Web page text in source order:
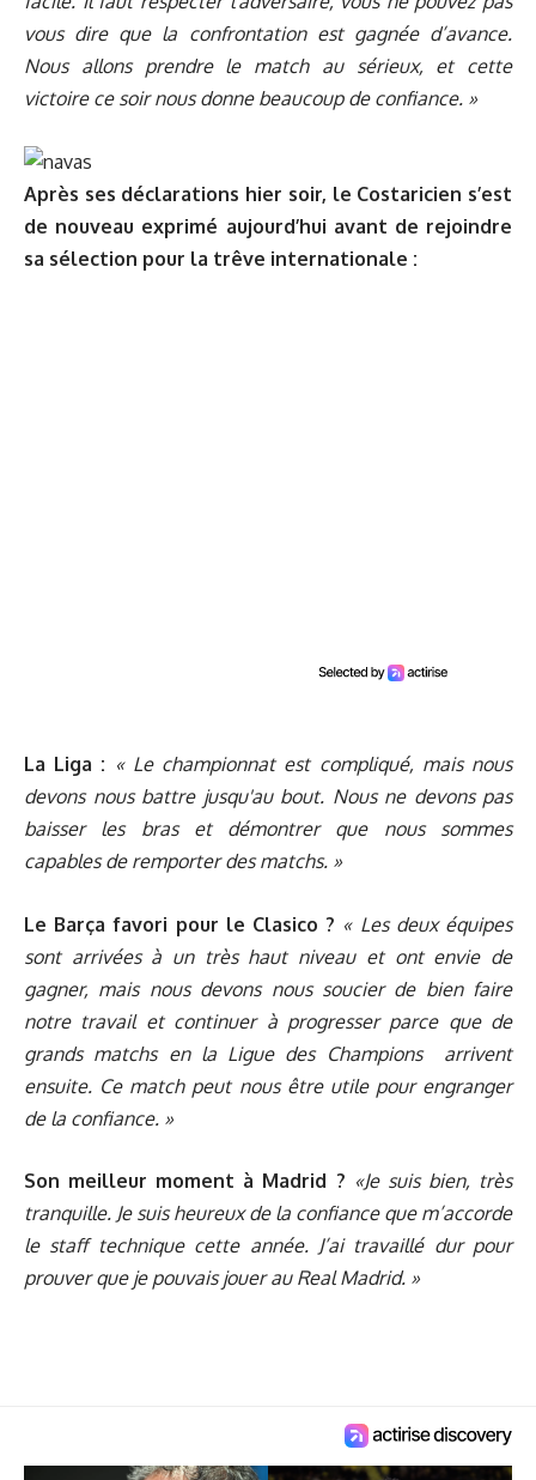
vous dire que la confrontation est gagnée d’avance.
Nous allons prendre le match au sérieux, et cette
victoire ce soir nous donne beaucoup de confiance. »
Après ses déclarations hier soir, le Costaricien s’est
de nouveau exprimé aujourd’hui avant de rejoindre
sa sélection pour la trêve internationale :
La Liga : « Le championnat est compliqué, mais nous
devons nous battre jusqu'au bout. Nous ne devons pas
baisser les bras et démontrer que nous sommes
capables de remporter des matchs. »
Le Barça favori pour le Clasico ? « Les deux équipes
sont arrivées à un très haut niveau et ont envie de
gagner, mais nous devons nous soucier de bien faire
notre travail et continuer à progresser parce que de
grands matchs en la Ligue des Champions
arrivent
ensuite. Ce match peut nous être utile pour engranger
de la confiance. »
Son meilleur moment à Madrid ? «Je suis bien, très
tranquille. Je suis heureux de la confiance que m’accorde
le staff technique cette année. J’ai travaillé dur pour
prouver que je pouvais jouer au Real Madrid. »